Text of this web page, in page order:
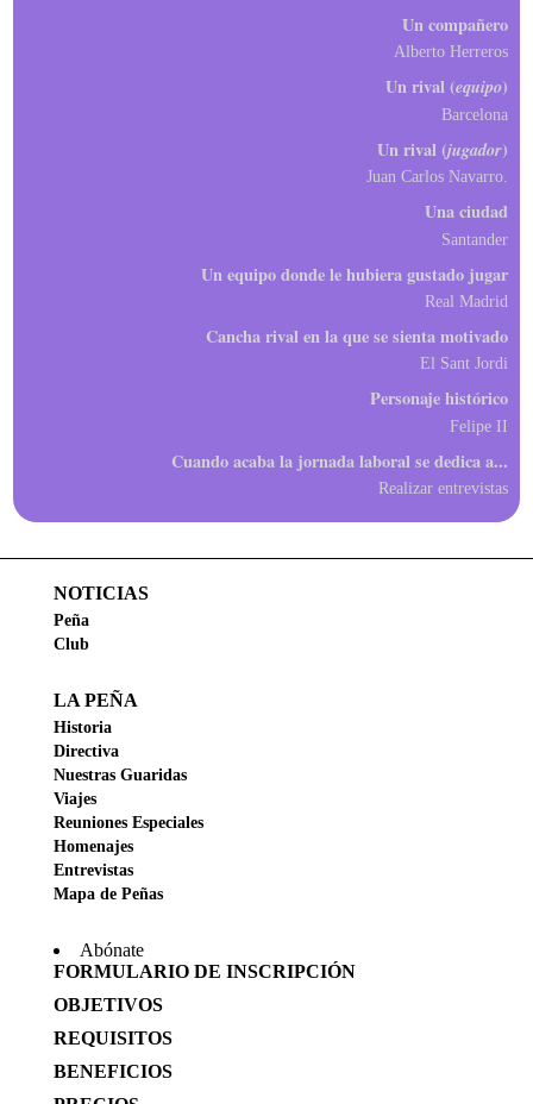
Un compañero
Alberto Herreros
Un rival (equipo)
Barcelona
Un rival (jugador)
Juan Carlos Navarro.
Una ciudad
Santander
Un equipo donde le hubiera gustado jugar
Real Madrid
Cancha rival en la que se sienta motivado
El Sant Jordi
Personaje histórico
Felipe II
Cuando acaba la jornada laboral se dedica a...
Realizar entrevistas
NOTICIAS
Peña
Club
LA PEÑA
Historia
Directiva
Nuestras Guaridas
Viajes
Reuniones Especiales
Homenajes
Entrevistas
Mapa de Peñas
Abónate
FORMULARIO DE INSCRIPCIÓN
OBJETIVOS
REQUISITOS
BENEFICIOS